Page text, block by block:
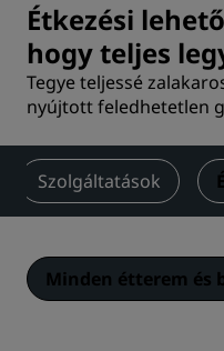
Étkezési
hogy teljes
Tegye teljessé
nyújtott feledhetetlen
Szolgáltatások
Minden étterem és